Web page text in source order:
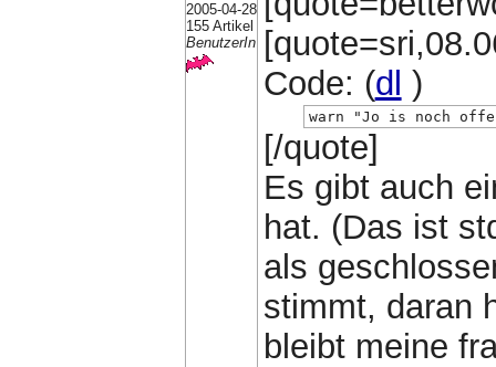
2005-04-28
155 Artikel
BenutzerIn
Code: (dl )
warn "Jo is noch
[/quote]
Es gibt auch
hat. (Das ist
als
stimmt, daran
bleibt meine